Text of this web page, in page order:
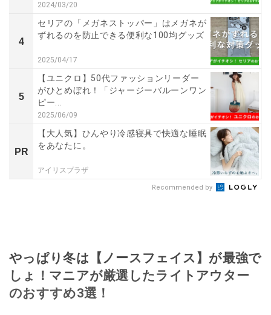
2024/03/20
4
セリアの「メガネストッパー」はメガネが
ずれるのを防止できる便利な100均グッズ
2025/04/17
5
【ユニクロ】50代ファッションリーダー
がひとめぼれ！「ジャージーバルーンワン
ピー...
2025/06/09
PR
【大人気】ひんやり冷感寝具で快適な睡眠
をあなたに。
アイリスプラザ
Recommended by
やっぱり冬は【ノースフェイス】が最強で
しょ！マニアが厳選したライトアウター
のおすすめ3選！